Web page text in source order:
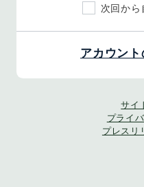
次回から
アカウント
サイ
プライ
プレスリ